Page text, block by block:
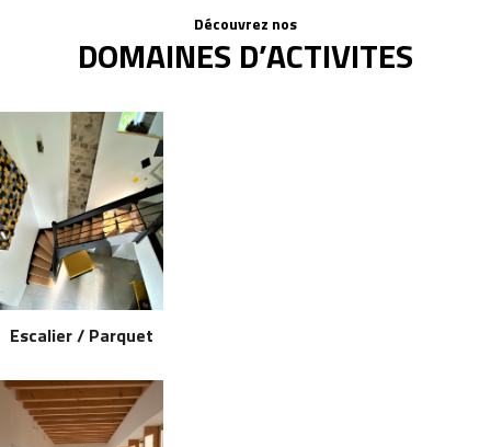
Découvrez nos
DOMAINES D’ACTIVITES
Escalier / Parquet